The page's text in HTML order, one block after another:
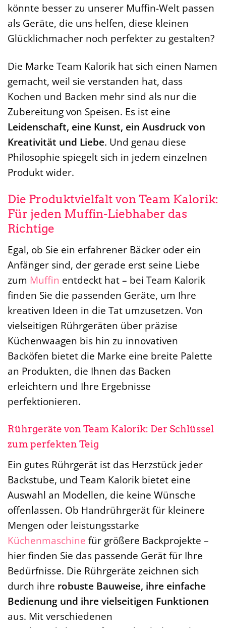
könnte besser zu unserer Muffin-Welt passen
als Geräte, die uns helfen, diese kleinen
Glücklichmacher noch perfekter zu gestalten?
Die Marke Team Kalorik hat sich einen Namen
gemacht, weil sie verstanden hat, dass
Kochen und Backen mehr sind als nur die
Zubereitung von Speisen. Es ist eine
Leidenschaft, eine Kunst, ein Ausdruck von
Kreativität und Liebe. Und genau diese
Philosophie spiegelt sich in jedem einzelnen
Produkt wider.
Die Produktvielfalt von Team Kalorik:
Für jeden Muffin-Liebhaber das
Richtige
Egal, ob Sie ein erfahrener Bäcker oder ein
Anfänger sind, der gerade erst seine Liebe
zum Muffin entdeckt hat – bei Team Kalorik
finden Sie die passenden Geräte, um Ihre
kreativen Ideen in die Tat umzusetzen. Von
vielseitigen Rührgeräten über präzise
Küchenwaagen bis hin zu innovativen
Backöfen bietet die Marke eine breite Palette
an Produkten, die Ihnen das Backen
erleichtern und Ihre Ergebnisse
perfektionieren.
Rührgeräte von Team Kalorik: Der Schlüssel
zum perfekten Teig
Ein gutes Rührgerät ist das Herzstück jeder
Backstube, und Team Kalorik bietet eine
Auswahl an Modellen, die keine Wünsche
offenlassen. Ob Handrührgerät für kleinere
Mengen oder leistungsstarke
Küchenmaschine für größere Backprojekte –
hier finden Sie das passende Gerät für Ihre
Bedürfnisse. Die Rührgeräte zeichnen sich
durch ihre robuste Bauweise, ihre einfache
Bedienung und ihre vielseitigen Funktionen
aus. Mit verschiedenen